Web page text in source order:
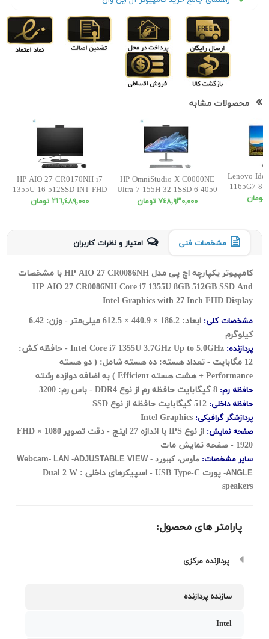
محصولات مشابه
HP AIO 27 CR0170NH i7
1355U 16 512SSD INT FHD
Touch
٢١٦,٤٨٩,٠٠٠ تومان
HP OmniStudio X C0000NE
Ultra 7 155H 32 1SSD 6 4050
UHD
٧٤٨,٩٣٠,٠٠٠ تومان
Lenovo
1165G7 8
NON
مشخصات فنی امتیاز و نظرات کاربران
کامپیوتر یکپارچه اچ پی مدل HP AIO 27 CR0086NH با مشخصات
HP AIO 27 CR0086NH Core i7 1355U 8GB 512GB SSD And
Intel Graphics with 27 Inch FHD Display
مشخصات کلی:
ابعاد: 186.2 × 440.9 × 612.5 ميلی‌متر - وزن: 6.42
کيلوگرم
پردازنده:
Intel Core i7 1355U 3.7GHz Up to 5.0GHz - حافظه کش:
12 مگابايت - تعداد هسته: ده هسته شامل: ( دو هسته
Performance + هشت هسته Efficient ) به اضافه دوازده رشته
حافظه رم:
حافظه داخلی:
پردازشگر گرافيکی: Intel Graphics
صفحه نمايش:
از نوع IPS با اندازه 27 اينچ - دقت تصوير 1080 × FHD
1920 - صفحه نمایش مات
ساير مشخصات: ماوس، کيبورد - Webcam- LAN -ADJUSTABLE VIEW
ANGLE-
پورت USB Type-C - اسپیکرهای داخلی : Dual 2 W
speakers
پارامتر های محصول:
پردازنده مرکزی
سازنده پردازنده
Intel